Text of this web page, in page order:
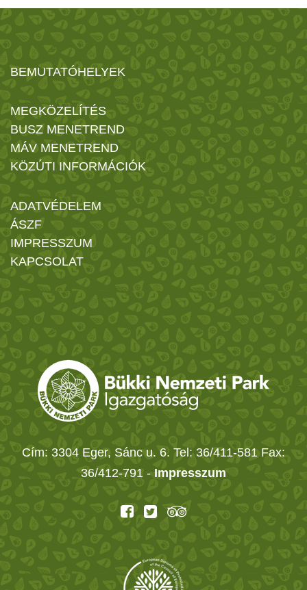
BEMUTATÓHELYEK
MEGKÖZELÍTÉS
BUSZ MENETREND
MÁV MENETREND
KÖZÚTI INFORMÁCIÓK
ADATVÉDELEM
ÁSZF
IMPRESSZUM
KAPCSOLAT
Cím: 3304 Eger, Sánc u. 6. Tel: 36/411-581 Fax:
36/412-791 - Impresszum